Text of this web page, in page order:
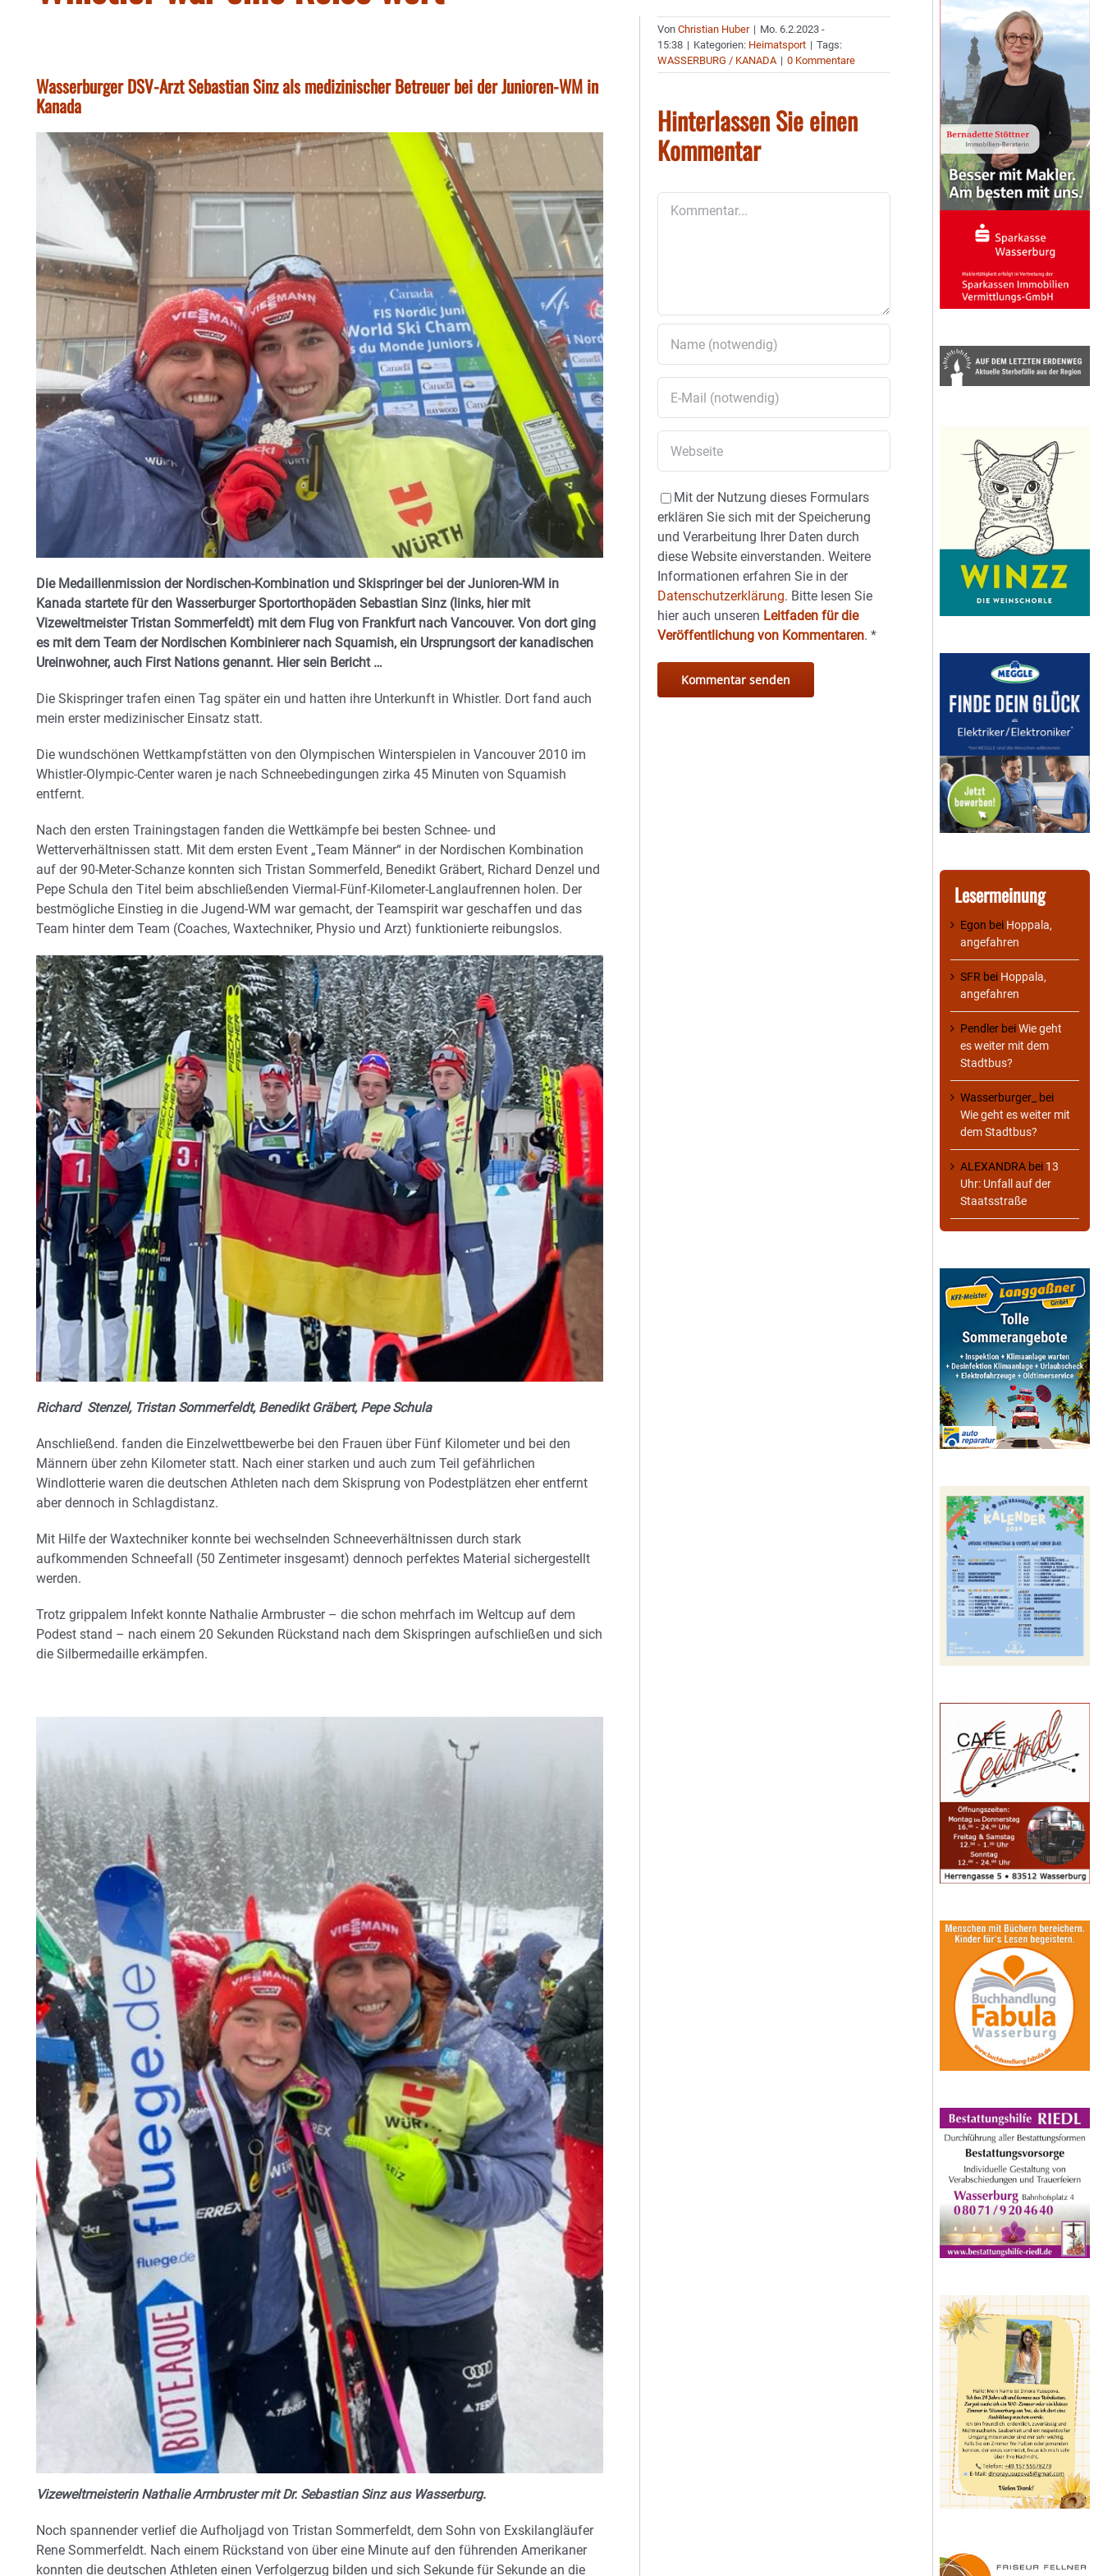
Wasserburger DSV-Arzt Sebastian Sinz als medizinischer Betreuer bei der Junioren-WM in
Kanada
Die Medaillenmission der Nordischen-Kombination und Skispringer bei der Junioren-WM in
Kanada startete für den Wasserburger Sportorthopäden Sebastian Sinz (links, hier mit
Vizeweltmeister Tristan Sommerfeldt) mit dem Flug von Frankfurt nach Vancouver. Von dort ging
es mit dem Team der Nordischen Kombinierer nach Squamish, ein Ursprungsort der kanadischen
Ureinwohner, auch First Nations genannt. Hier sein Bericht …
Die Skispringer trafen einen Tag später ein und hatten ihre Unterkunft in Whistler. Dort fand auch
mein erster medizinischer Einsatz statt.
Die wundschönen Wettkampfstätten von den Olympischen Winterspielen in Vancouver 2010 im
Whistler-Olympic-Center waren je nach Schneebedingungen zirka 45 Minuten von Squamish
entfernt.
Nach den ersten Trainingstagen fanden die Wettkämpfe bei besten Schnee- und
Wetterverhältnissen statt. Mit dem ersten Event „Team Männer“ in der Nordischen Kombination
auf der 90-Meter-Schanze konnten sich Tristan Sommerfeld, Benedikt Gräbert, Richard Denzel und
Pepe Schula den Titel beim abschließenden Viermal-Fünf-Kilometer-Langlaufrennen holen. Der
bestmögliche Einstieg in die Jugend-WM war gemacht, der Teamspirit war geschaffen und das
Team hinter dem Team (Coaches, Waxtechniker, Physio und Arzt) funktionierte reibungslos.
Richard Stenzel, Tristan Sommerfeldt, Benedikt Gräbert, Pepe Schula
Anschließend. fanden die Einzelwettbewerbe bei den Frauen über Fünf Kilometer und bei den
Männern über zehn Kilometer statt. Nach einer starken und auch zum Teil gefährlichen
Windlotterie waren die deutschen Athleten nach dem Skisprung von Podestplätzen eher entfernt
aber dennoch in Schlagdistanz.
Mit Hilfe der Waxtechniker konnte bei wechselnden Schneeverhältnissen durch stark
aufkommenden Schneefall (50 Zentimeter insgesamt) dennoch perfektes Material sichergestellt
werden.
Trotz grippalem Infekt konnte Nathalie Armbruster – die schon mehrfach im Weltcup auf dem
Podest stand – nach einem 20 Sekunden Rückstand nach dem Skispringen aufschließen und sich
die Silbermedaille erkämpfen.
Vizeweltmeisterin Nathalie Armbruster mit Dr. Sebastian Sinz aus Wasserburg.
Noch spannender verlief die Aufholjagd von Tristan Sommerfeldt, dem Sohn von Exskilangläufer
Rene Sommerfeldt. Nach einem Rückstand von über eine Minute auf den führenden Amerikaner
konnten die deutschen Athleten einen Verfolgerzug bilden und sich Sekunde für Sekunde an die
VonChristian Huber | Mo. 6.2.2023 -
15:38 | Kategorien: Heimatsport | Tags:
WASSERBURG / KANADA | 0 Kommentare
Hinterlassen Sie einen
Kommentar
Mit der Nutzung dieses Formulars
erklären Sie sich mit der Speicherung
und Verarbeitung Ihrer Daten durch
diese Website einverstanden. Weitere
Informationen erfahren Sie in der
Datenschutzerklärung. Bitte lesen Sie
hier auch unseren Leitfaden für die
Veröffentlichung von Kommentaren.*
Lesermeinung
Egon bei Hoppala,
angefahren
SFR bei Hoppala,
angefahren
Pendler beiWie geht
es weiter mit dem
Stadtbus?
Wasserburger_
bei
Wie geht es weiter mit
dem Stadtbus?
ALEXANDRA bei 13
Uhr: Unfall auf der
Staatsstraße